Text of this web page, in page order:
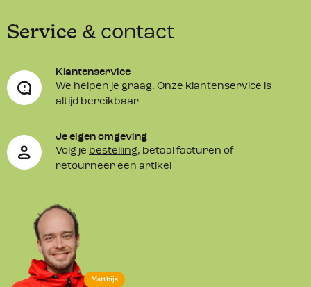
Matthijs
Service & contact
Klantenservice
We helpen je graag. Onze klantenservice is
altijd bereikbaar.
Je eigen omgeving
Volg je bestelling, betaal facturen of
retourneer een artikel